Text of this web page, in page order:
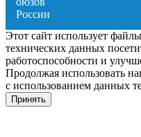
Этот сайт использует
технических данных
работоспособности и
Продолжая использовать
с использованием данных
Принять